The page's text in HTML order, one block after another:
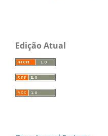
Edição Atual